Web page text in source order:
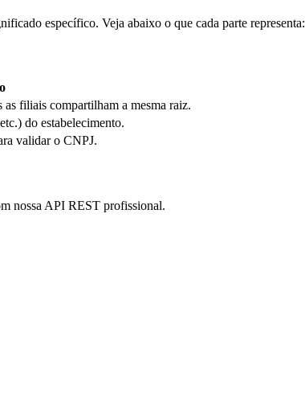
específico. Veja abaixo o que cada parte representa:
filiais compartilham a mesma raiz.
do estabelecimento.
validar o CNPJ.
nossa API REST profissional.